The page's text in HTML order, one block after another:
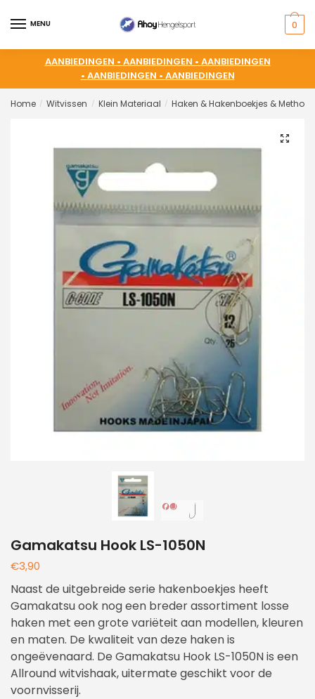
MENU 0
AANBIEDINGEN • AANBIEDINGEN • AANBIEDINGEN
• AANBIEDINGEN • AANBIEDINGEN
Home / Witvissen / Klein Materiaal / Haken & Hakenboekjes & Method
🔍
Gamakatsu Hook LS-1050N
€3,90
Naast de uitgebreide serie hakenboekjes heeft
Gamakatsu ook nog een breder assortiment losse
haken met een grote variëteit aan modellen, kleuren
en maten. De kwaliteit van deze haken is
ongeëvenaard. De Gamakatsu Hook LS-1050N is een
Allround witvishaak, uitermate geschikt voor de
voornvisserij.